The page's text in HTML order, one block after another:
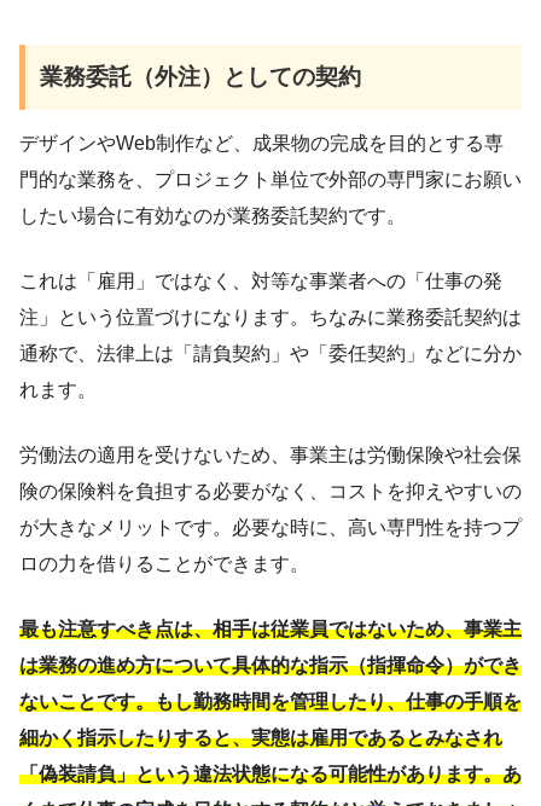
業務委託（外注）としての契約
デザインやWeb制作など、成果物の完成を目的とする専
門的な業務を、プロジェクト単位で外部の専門家にお願い
したい場合に有効なのが業務委託契約です。
これは「雇用」ではなく、対等な事業者への「仕事の発
注」という位置づけになります。ちなみに業務委託契約は
通称で、法律上は「請負契約」や「委任契約」などに分か
れます。
労働法の適用を受けないため、事業主は労働保険や社会保
険の保険料を負担する必要がなく、コストを抑えやすいの
が大きなメリットです。必要な時に、高い専門性を持つプ
ロの力を借りることができます。
最も注意すべき点は、相手は従業員ではないため、事業主
は業務の進め方について具体的な指示（指揮命令）ができ
ないことです。もし勤務時間を管理したり、仕事の手順を
細かく指示したりすると、実態は雇用であるとみなされ
「偽装請負」という違法状態になる可能性があります。あ